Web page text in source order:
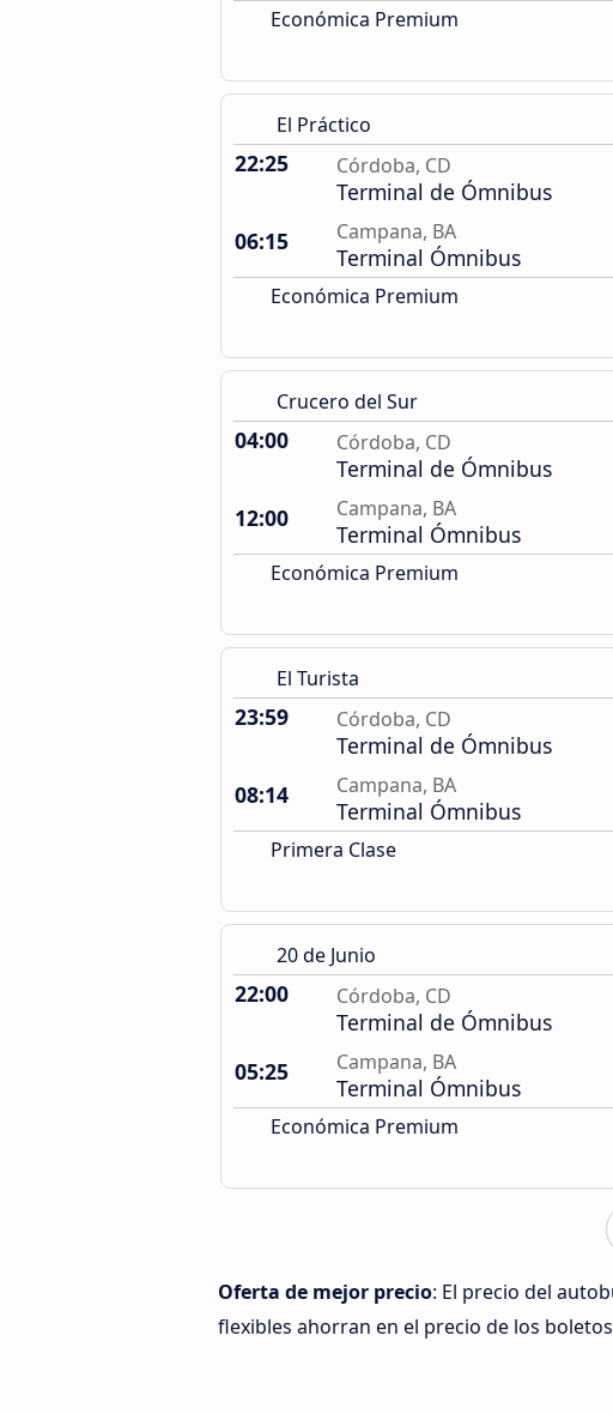
Económica Premium
El Práctico
22:25 Córdoba, CD
Terminal de Ómnibus
06:15
Campana, BA
Terminal Ómnibus
Económica Premium
Crucero del Sur
04:00 Córdoba, CD
Terminal de Ómnibus
12:00
Campana, BA
Terminal Ómnibus
Económica Premium
El Turista
23:59 Córdoba, CD
Terminal de Ómnibus
08:14
Campana, BA
Terminal Ómnibus
Primera Clase
20 de Junio
22:00 Córdoba, CD
Terminal de Ómnibus
05:25
Campana, BA
Terminal Ómnibus
Económica Premium
Oferta de mejor precio: El precio del
flexibles ahorran en el precio de los